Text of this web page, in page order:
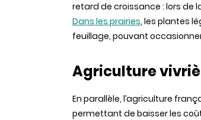
retard de croissance : lors de
Dans les prairies, les plantes
feuillage, pouvant
Agriculture
En parallèle, l’agriculture
permettant de baisser les